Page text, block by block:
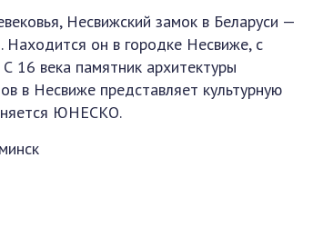
Несвижский замок в Беларуси —
Находится он в городке Несвиже, с
16 века памятник архитектуры
в Несвиже представляет культурную
ЮНЕСКО.